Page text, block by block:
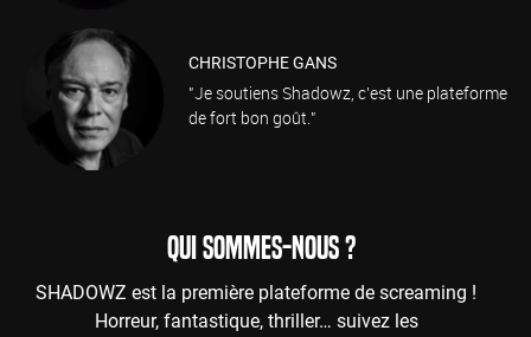
CHRISTOPHE GANS
"Je soutiens Shadowz, c'est une plateforme
de fort bon goût."
QUI SOMMES-NOUS ?
SHADOWZ est la première plateforme de screaming !
Horreur, fantastique, thriller… suivez les